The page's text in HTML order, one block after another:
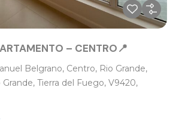
– CENTRO📍
Belgrano, Centro, Rio Grande,
Tierra del Fuego, V9420,